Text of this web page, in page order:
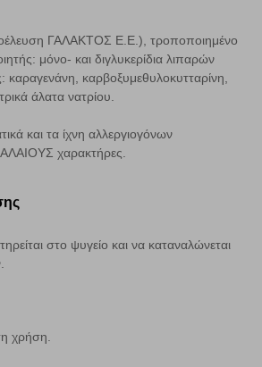
ΓΑΛΑΚΤΟΣ Ε.Ε.), τροποποιημένο
μόνο- και διγλυκερίδια λιπαρών
καραγενάνη, καρβοξυμεθυλοκυτταρίνη,
άλατα νατρίου.
και τα ίχνη αλλεργιογόνων
χαρακτήρες.
στο ψυγείο και να καταναλώνεται
χρήση.
Απόρριψη όλων
Αποδοχή όλων